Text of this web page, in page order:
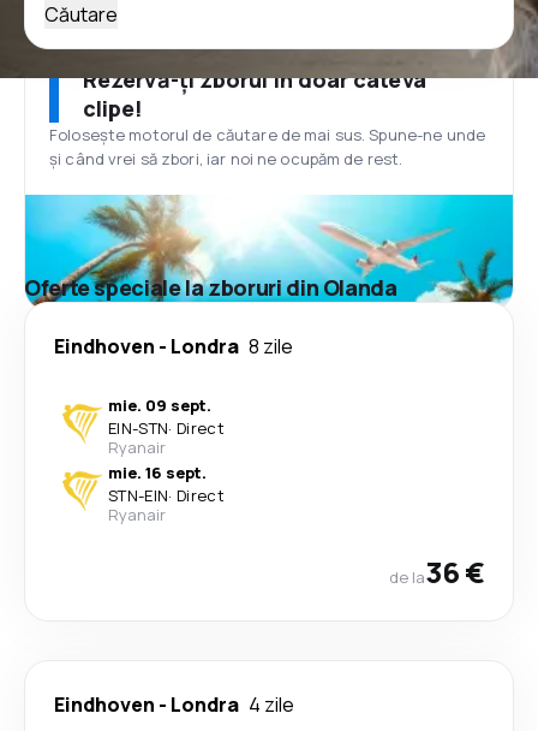
Căutare
Rezervă-ți zborul în doar câteva
clipe!
Folosește motorul de căutare de mai sus. Spune-ne unde
și când vrei să zbori, iar noi ne ocupăm de rest.
Oferte speciale la zboruri din Olanda
Eindhoven - Londra 8 zile
mie. 09 sept.
EIN-STN· Direct
Ryanair
mie. 16 sept.
STN-EIN· Direct
Ryanair
de la36 €
Eindhoven - Londra 4 zile